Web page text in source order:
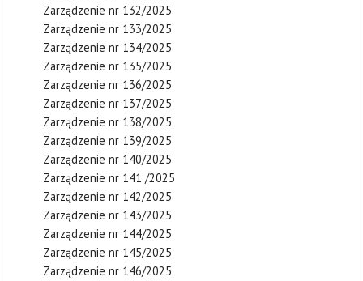
Zarządzenie nr 132/2025
Zarządzenie nr 133/2025
Zarządzenie nr 134/2025
Zarządzenie nr 135/2025
Zarządzenie nr 136/2025
Zarządzenie nr 137/2025
Zarządzenie nr 138/2025
Zarządzenie nr 139/2025
Zarządzenie nr 140/2025
Zarządzenie nr 141 /2025
Zarządzenie nr 142/2025
Zarządzenie nr 143/2025
Zarządzenie nr 144/2025
Zarządzenie nr 145/2025
Zarządzenie nr 146/2025